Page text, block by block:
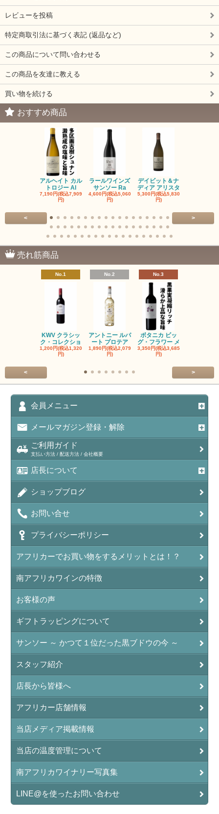
レビューを投稿
特定商取引法に基づく表記 (返品など)
この商品について問い合わせる
この商品を友達に教える
買い物を続ける
おすすめ商品
アルヘイト カル
トロジー Al
7,190円(税込7,909
円)
ラールワインズ
サンソー Ra
4,600円(税込5,060
円)
デイビット＆ナ
ディア アリスタ
5,300円(税込5,830
円)
< >
売れ筋商品
No.1
KWV クラシッ
ク・コレクショ
1,200円(税込1,320
円)
No.2
アントニー ルパ
ート プロテア
1,890円(税込2,079
円)
No.3
ボタニカ ビッ
グ・フラワー メ
3,350円(税込3,685
円)
< >
会員メニュー
メールマガジン登録・解除
ご利用ガイド
支払い方法 / 配送方法 / 会社概要
店長について
ショップブログ
お問い合せ
プライバシーポリシー
アフリカーでお買い物をするメリットとは！？
南アフリカワインの特徴
お客様の声
ギフトラッピングについて
サンソー ～ かつて１位だった黒ブドウの今 ～
スタッフ紹介
店長から皆様へ
アフリカー店舗情報
当店メディア掲載情報
当店の温度管理について
南アフリカワイナリー写真集
LINE@を使ったお問い合わせ